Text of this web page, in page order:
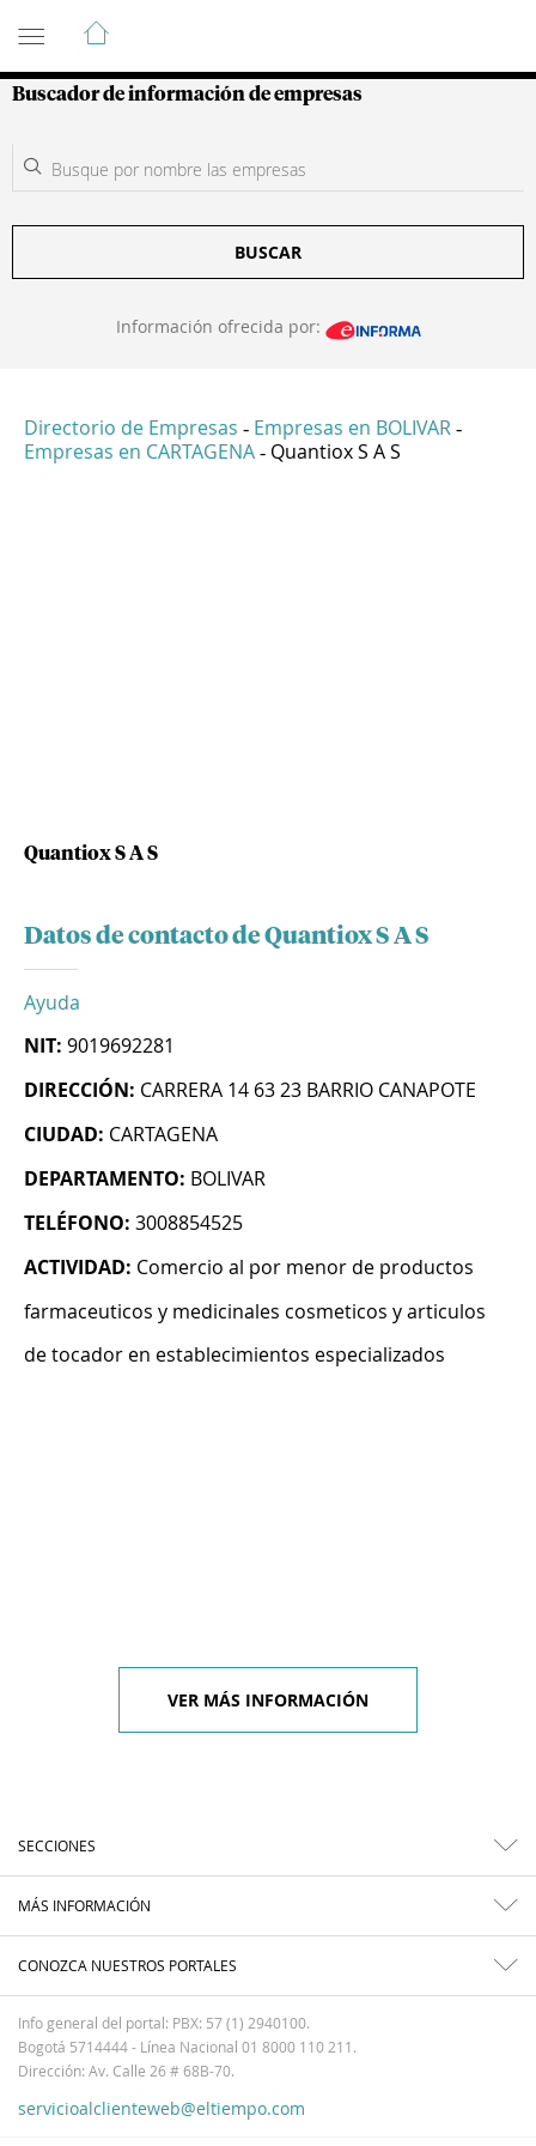
Guía de Empresas Colombianas
Buscador de información de empresas
BUSCAR
Información ofrecida por:
Directorio de Empresas - Empresas en BOLIVAR -
Empresas en CARTAGENA - Quantiox S A S
Quantiox S A S
Datos de contacto de Quantiox S A S
Ayuda
NIT: 9019692281
DIRECCIÓN: CARRERA 14 63 23 BARRIO CANAPOTE
CIUDAD: CARTAGENA
DEPARTAMENTO: BOLIVAR
TELÉFONO: 3008854525
ACTIVIDAD: Comercio al por menor de productos
farmaceuticos y medicinales cosmeticos y articulos
de tocador en establecimientos especializados
VER MÁS INFORMACIÓN
SECCIONES
MÁS INFORMACIÓN
CONOZCA NUESTROS PORTALES
Info general del portal: PBX: 57 (1) 2940100.
Bogotá 5714444 - Línea Nacional 01 8000 110 211.
Dirección: Av. Calle 26 # 68B-70.
servicioalclienteweb@eltiempo.com